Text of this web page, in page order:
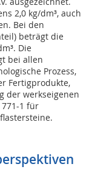
2,0 kg/dm³, auch
Bei den
beträgt die
Die
bei allen
Prozess,
Fertigprodukte,
der werkseigenen
771-1 für